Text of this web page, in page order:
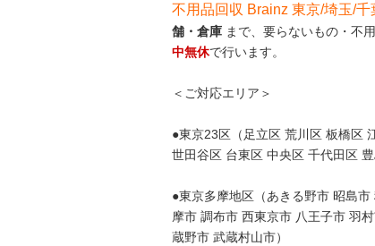
不用品回収 Brainz 東京/埼玉/千
舗・倉庫 まで、要らないもの・不
中無休で行います。
＜ご対応エリア＞
●東京23区（足立区 荒川区 板橋区
世田谷区 台東区 中央区 千代田区
●東京多摩地区（あきる野市 昭島
摩市 調布市 西東京市 八王子市 羽
蔵野市 武蔵村山市）